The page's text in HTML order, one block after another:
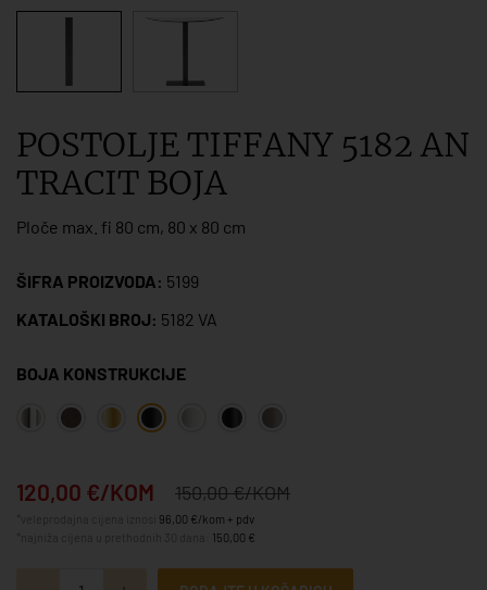
POSTOLJE TIFFANY 5182 AN
TRACIT BOJA
Ploče max. fi 80 cm, 80 x 80 cm
ŠIFRA PROIZVODA: 5199
KATALOŠKI BROJ: 5182 VA
BOJA KONSTRUKCIJE
120,00 €/KOM 150,00 €/KOM
96,00 €/kom + pdv
150,00 €